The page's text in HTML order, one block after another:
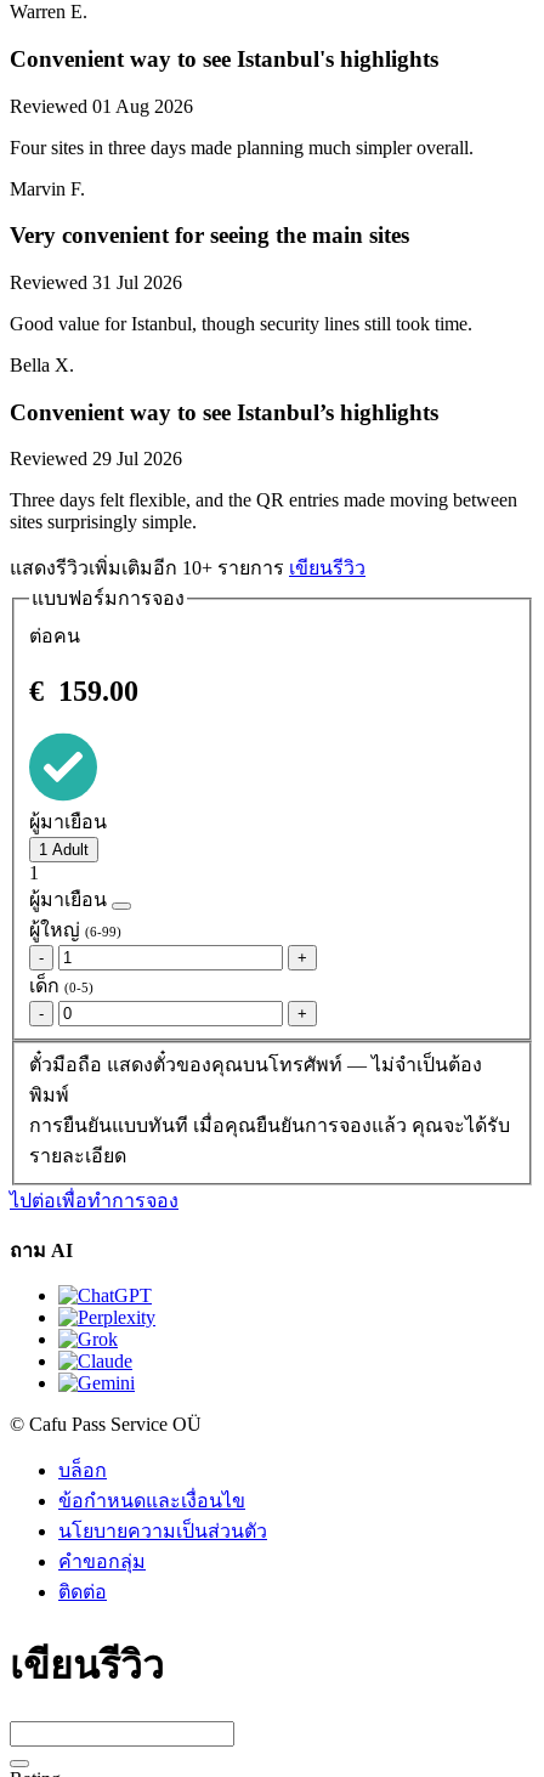
Warren E.
Convenient way to see Istanbul's highlights
Reviewed 01 Aug 2026
Four sites in three days made planning much simpler overall.
Marvin F.
Very convenient for seeing the main sites
Reviewed 31 Jul 2026
Good value for Istanbul, though security lines still took time.
Bella X.
Convenient way to see Istanbul’s highlights
Reviewed 29 Jul 2026
Three days felt flexible, and the QR entries made moving between
sites surprisingly simple.
แสดงรีวิวเพิ่มเติมอีก 10+ รายการ เขียนรีวิว
แบบฟอร์มการจอง
ต่อคน
€ 159.00
ผู้มาเยือน
1
ผู้มาเยือน
ผู้ใหญ่ (6-99)
- +
เด็ก (0-5)
- +
ตั๋วมือถือ แสดงตั๋วของคุณบนโทรศัพท์ — ไม่จำเป็นต้อง
พิมพ์
การยืนยันแบบทันที เมื่อคุณยืนยันการจองแล้ว คุณจะได้รับ
รายละเอียด
ไปต่อเพื่อทำการจอง
ถาม AI
© Cafu Pass Service OÜ
บล็อก
ข้อกำหนดและเงื่อนไข
นโยบายความเป็นส่วนตัว
คำขอกลุ่ม
ติดต่อ
เขียนรีวิว